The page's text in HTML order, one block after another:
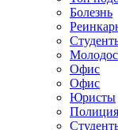
Болезнь
Офис
Офис
Юристы
Полиция